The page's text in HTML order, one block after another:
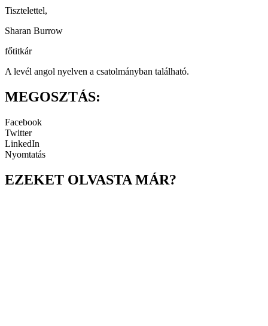
Tisztelettel,
Sharan Burrow
főtitkár
A levél angol nyelven a csatolmányban található.
MEGOSZTÁS:
Facebook
Twitter
LinkedIn
Nyomtatás
EZEKET OLVASTA MÁR?